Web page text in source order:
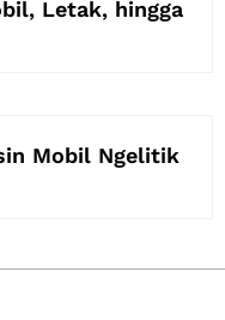
Letak, hingga
Mobil Ngelitik